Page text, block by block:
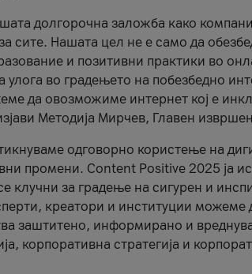
долгорочна заложба како
сите. Нашата цел не е само да
и позитивни практики во
улога во градењето на побезбедно
да овозможиме интернет кој е
Методија Мирчев, Главен
одговорно користење на
промени. Content Positive 2025 ја
клучни за градење на сигурен и
креатори и институции можеме
заштитено, информирано и
корпоративна стратегија и